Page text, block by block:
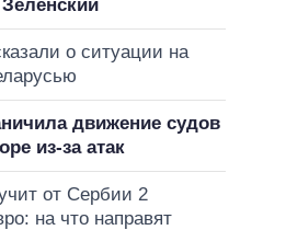
о ситуации на
движение судов
из-за атак
от Сербии 2
на что направят